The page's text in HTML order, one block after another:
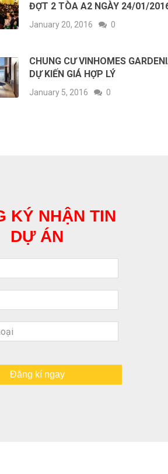
ĐỢT 2 TÒA A2 NGÀY 24/01/
January 20, 2016 0
CHUNG CƯ VINHOMES
DỰ KIẾN GIÁ HỢP LÝ
January 5, 2016 0
KÝ NHẬN TIN
DỰ ÁN
Đăng kí ngay